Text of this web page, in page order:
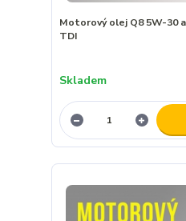
Motorový olej Q8 5W-30
TDI
Skladem